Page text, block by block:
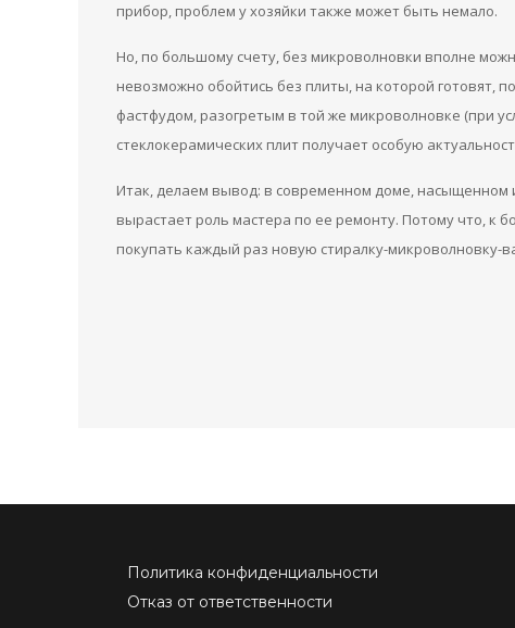
прибор, проблем у хозяйки также может быть немало.
Но, по большому счету, без микроволновки вполне
невозможно обойтись без плиты, на которой готовят,
фастфудом, разогретым в той же микроволновке (при
стеклокерамических плит получает особую
Итак, делаем вывод: в современном доме,
вырастает роль мастера по ее ремонту. Потому что, к
покупать каждый раз новую стиралку-микроволновку-
Политика конфиденциальности
Отказ от ответственности